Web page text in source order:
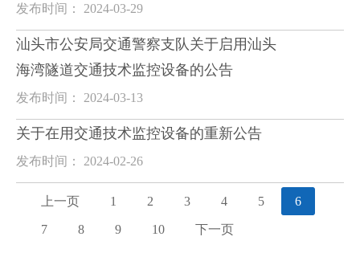
发布时间： 2024-03-29
汕头市公安局交通警察支队关于启用汕头
海湾隧道交通技术监控设备的公告
发布时间： 2024-03-13
关于在用交通技术监控设备的重新公告
发布时间： 2024-02-26
上一页 1 2 3 4 5 6
7 8 9 10 下一页